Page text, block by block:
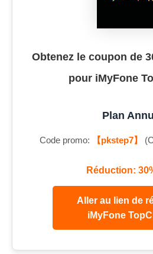
Obtenez le coupon de
pour iMyFone
Plan
Code promo: 【pkstep7】
Réduction:
Aller au lien de
iMyFone